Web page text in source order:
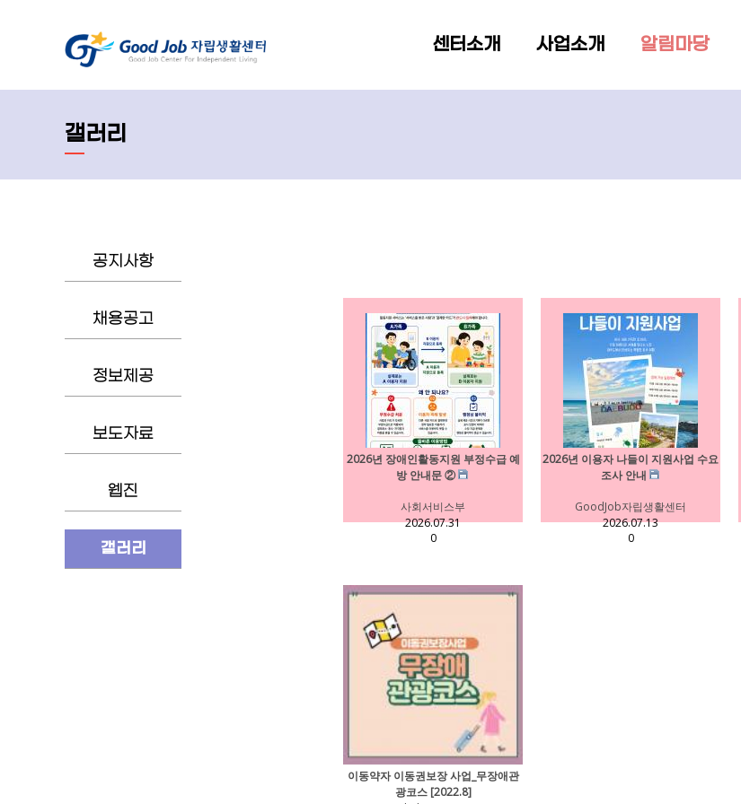
센터소개 사업소개 알림마당
갤러리
공지사항
채용공고
정보제공
보도자료
웹진
갤러리
2026년 장애인활동지원 부정수급 예
방 안내문 ②
사회서비스부
2026.07.31
0
2026년 이용자 나들이 지원사업 수요
조사 안내
GoodJob자립생활센터
2026.07.13
0
이동약자 이동권보장 사업_무장애관
광코스 [2022.8]